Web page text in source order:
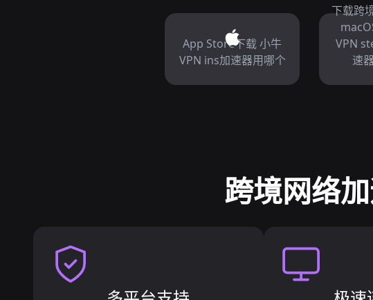
App Store下载 小牛
VPN ins加速器用哪个
下载跨
VPN
速
跨境网络